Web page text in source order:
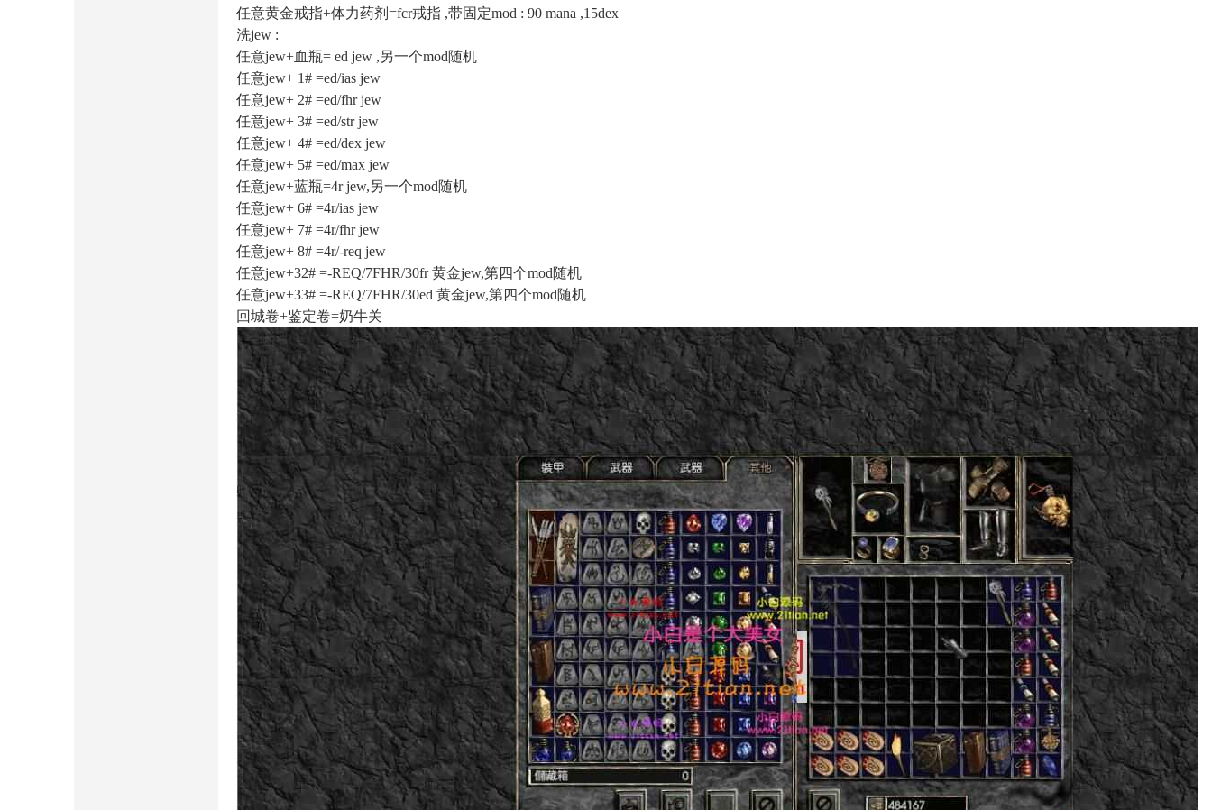
任意黄金戒指+体力药剂=fcr戒指 ,带固定mod : 90 mana ,15dex
洗jew :
任意jew+血瓶= ed jew ,另一个mod随机
任意jew+ 1# =ed/ias jew
任意jew+ 2# =ed/fhr jew
任意jew+ 3# =ed/str jew
任意jew+ 4# =ed/dex jew
任意jew+ 5# =ed/max jew
任意jew+蓝瓶=4r jew,另一个mod随机
任意jew+ 6# =4r/ias jew
任意jew+ 7# =4r/fhr jew
任意jew+ 8# =4r/-req jew
任意jew+32# =-REQ/7FHR/30fr 黄金jew,第四个mod随机
任意jew+33# =-REQ/7FHR/30ed 黄金jew,第四个mod随机
回城卷+鉴定卷=奶牛关